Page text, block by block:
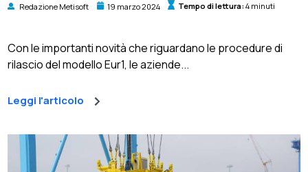
Redazione Metisoft 19 marzo 2024 Tempo di lettura:4 minuti
Con le importanti novità che riguardano le procedure di
rilascio del modello Eur1, le aziende...
Leggi l'articolo